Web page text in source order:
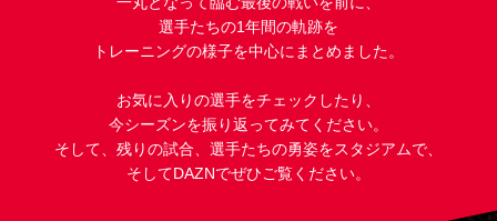
選手たちの1年間の軌跡を
トレーニングの様子を中心にまとめました。
お気に入りの選手をチェックしたり、
今シーズンを振り返ってみてください。
そして、残りの試合、選手たちの勇姿をスタジアムで、
そしてDAZNでぜひご覧ください。